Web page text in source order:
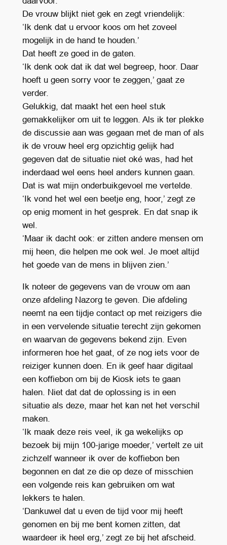
De vrouw blijkt niet gek en zegt vriendelijk:
‘Ik denk dat u ervoor koos om het zoveel
mogelijk in de hand te houden.’
Dat heeft ze goed in de gaten.
‘Ik denk ook dat ik dat wel begreep, hoor. Daar
hoeft u geen sorry voor te zeggen,’ gaat ze
verder.
Gelukkig, dat maakt het een heel stuk
gemakkelijker om uit te leggen. Als ik ter plekke
de discussie aan was gegaan met de man of als
ik de vrouw heel erg opzichtig gelijk had
gegeven dat de situatie niet oké was, had het
inderdaad wel eens heel anders kunnen gaan.
Dat is wat mijn onderbuikgevoel me vertelde.
‘Ik vond het wel een beetje eng, hoor,’ zegt ze
op enig moment in het gesprek. En dat snap ik
wel.
‘Maar ik dacht ook: er zitten andere mensen om
mij heen, die helpen me ook wel. Je moet altijd
het goede van de mens in blijven zien.’
Ik noteer de gegevens van de vrouw om aan
onze afdeling Nazorg te geven. Die afdeling
neemt na een tijdje contact op met reizigers die
in een vervelende situatie terecht zijn gekomen
en waarvan de gegevens bekend zijn. Even
informeren hoe het gaat, of ze nog iets voor de
reiziger kunnen doen. En ik geef haar digitaal
een koffiebon om bij de Kiosk iets te gaan
halen. Niet dat dat de oplossing is in een
situatie als deze, maar het kan net het verschil
maken.
‘Ik maak deze reis veel, ik ga wekelijks op
bezoek bij mijn 100-jarige moeder,’ vertelt ze uit
zichzelf wanneer ik over de koffiebon ben
begonnen en dat ze die op deze of misschien
een volgende reis kan gebruiken om wat
lekkers te halen.
‘Dankuwel dat u even de tijd voor mij heeft
genomen en bij me bent komen zitten, dat
waardeer ik heel erg,’ zegt ze bij het afscheid.